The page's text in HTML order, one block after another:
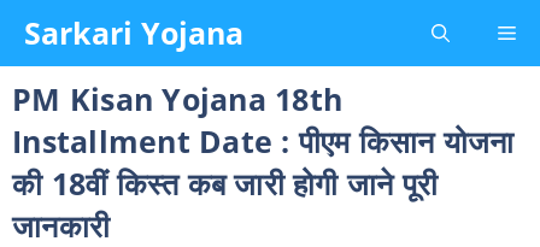
content
Sarkari Yojana
PM Kisan Yojana 18th
Installment Date : पीएम किसान योजना
की 18वीं किस्त कब जारी होगी जाने पूरी
जानकारी